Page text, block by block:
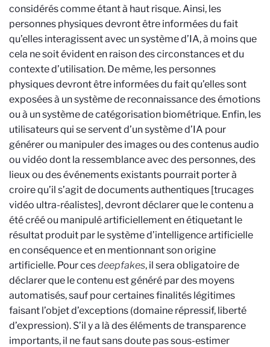
considérés comme étant à haut risque. Ainsi, les
personnes physiques devront être informées du fait
qu’elles interagissent avec un système d’IA, à moins que
cela ne soit évident en raison des circonstances et du
contexte d’utilisation. De même, les personnes
physiques devront être informées du fait qu’elles sont
exposées à un système de reconnaissance des émotions
ou à un système de catégorisation biométrique. Enfin, les
utilisateurs qui se servent d’un système d’IA pour
générer ou manipuler des images ou des contenus audio
ou vidéo dont la ressemblance avec des personnes, des
lieux ou des événements existants pourrait porter à
croire qu’il s’agit de documents authentiques [trucages
vidéo ultra-réalistes], devront déclarer que le contenu a
été créé ou manipulé artificiellement en étiquetant le
résultat produit par le système d’intelligence artificielle
en conséquence et en mentionnant son origine
artificielle. Pour cesdeepfakes, il sera obligatoire de
déclarer que le contenu est généré par des moyens
automatisés, sauf pour certaines finalités légitimes
faisant l’objet d’exceptions (domaine répressif, liberté
d’expression). S’il y a là des éléments de transparence
importants, il ne faut sans doute pas sous-estimer